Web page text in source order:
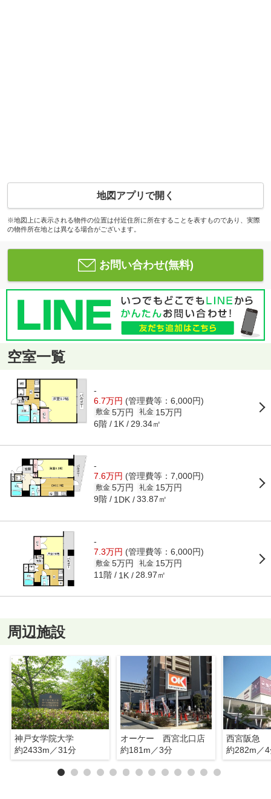
地図アプリで開く
※地図上に表示される物件の位置は付近住所に所在することを表すものであり、実際
の物件所在地とは異なる場合がございます。
お問い合わせ(無料)
空室一覧
-
6.7万円 (管理費等：6,000円)
敷金 5万円 礼金 15万円
6階 1K 29.34㎡
-
7.6万円 (管理費等：7,000円)
敷金 5万円 礼金 15万円
9階 1DK 33.87㎡
-
7.3万円 (管理費等：6,000円)
敷金 5万円 礼金 15万円
11階 1K 28.97㎡
周辺施設
神戸女学院大学
約2433m／31分
オーケー 西宮北口店
約181m／3分
西宮阪急
約282m／